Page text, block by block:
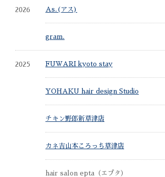
2026 As.(アス)
gram.
2025 FUWARI kyoto stay
YOHAKU hair design Studio
チキン野郎新草津店
カネ吉山本ころっち草津店
hair salon epta（エプタ）